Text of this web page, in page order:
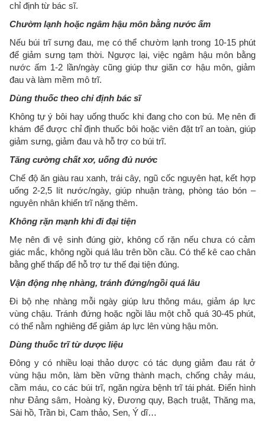
chỉ định từ bác sĩ.
Chườm lạnh hoặc ngâm hậu môn bằng nước ấm
Nếu búi trĩ sưng đau, mẹ có thể chườm lạnh trong 10-15 phút
để giảm sưng tạm thời. Ngược lại, việc ngâm hậu môn bằng
nước ấm 1-2 lần/ngày cũng giúp thư giãn cơ hậu môn, giảm
đau và làm mềm mô trĩ.
Dùng thuốc theo chỉ định bác sĩ
Không tự ý bôi hay uống thuốc khi đang cho con bú. Mẹ nên đi
khám để được chỉ định thuốc bôi hoặc viên đặt trĩ an toàn, giúp
giảm sưng, giảm đau và hỗ trợ co búi trĩ.
Tăng cường chất xơ, uống đủ nước
Chế độ ăn giàu rau xanh, trái cây, ngũ cốc nguyên hạt, kết hợp
uống 2-2,5 lít nước/ngày, giúp nhuận tràng, phòng táo bón –
nguyên nhân khiến trĩ nặng thêm.
Không rặn mạnh khi đi đại tiện
Mẹ nên đi vệ sinh đúng giờ, không cố rặn nếu chưa có cảm
giác mắc, không ngồi quá lâu trên bồn cầu. Có thể kê cao chân
bằng ghế thấp để hỗ trợ tư thế đại tiện đúng.
Vận động nhẹ nhàng, tránh đứng/ngồi quá lâu
Đi bộ nhẹ nhàng mỗi ngày giúp lưu thông máu, giảm áp lực
vùng chậu. Tránh đứng hoặc ngồi lâu một chỗ quá 30-45 phút,
có thể nằm nghiêng để giảm áp lực lên vùng hậu môn.
Dùng thuốc trĩ từ dược liệu
Đông y có nhiều loại thảo dược có tác dụng giảm đau rát ở
vùng hậu môn, làm bền vững thành mạch, chống chảy máu,
cầm máu, co các búi trĩ, ngăn ngừa bệnh trĩ tái phát. Điển hình
như Đảng sâm, Hoàng kỳ, Đương quy, Bạch truật, Thăng ma,
Sài hồ, Trần bì, Cam thảo, Sen, Ý dĩ…